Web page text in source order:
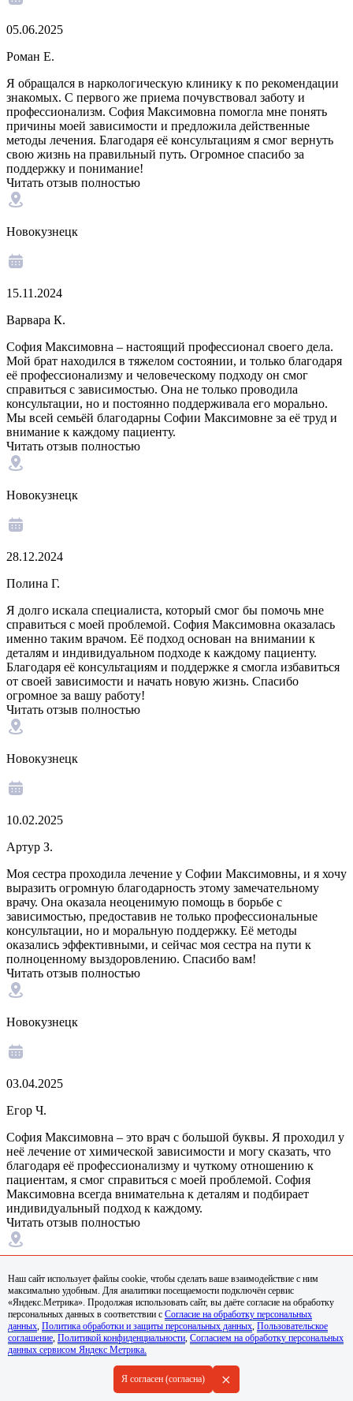
05.06.2025
Роман Е.
Я обращался в наркологическую клинику к по рекомендации
знакомых. С первого же приема почувствовал заботу и
профессионализм. София Максимовна помогла мне понять
причины моей зависимости и предложила действенные
методы лечения. Благодаря её консультациям я смог вернуть
свою жизнь на правильный путь. Огромное спасибо за
поддержку и понимание!
Читать отзыв полностью
Новокузнецк
15.11.2024
Варвара К.
София Максимовна – настоящий профессионал своего дела.
Мой брат находился в тяжелом состоянии, и только благодаря
её профессионализму и человеческому подходу он смог
справиться с зависимостью. Она не только проводила
консультации, но и постоянно поддерживала его морально.
Мы всей семьёй благодарны Софии Максимовне за её труд и
внимание к каждому пациенту.
Читать отзыв полностью
Новокузнецк
28.12.2024
Полина Г.
Я долго искала специалиста, который смог бы помочь мне
справиться с моей проблемой. София Максимовна оказалась
именно таким врачом. Её подход основан на внимании к
деталям и индивидуальном подходе к каждому пациенту.
Благодаря её консультациям и поддержке я смогла избавиться
от своей зависимости и начать новую жизнь. Спасибо
огромное за вашу работу!
Читать отзыв полностью
Новокузнецк
10.02.2025
Артур З.
Моя сестра проходила лечение у Софии Максимовны, и я хочу
выразить огромную благодарность этому замечательному
врачу. Она оказала неоценимую помощь в борьбе с
зависимостью, предоставив не только профессиональные
консультации, но и моральную поддержку. Её методы
оказались эффективными, и сейчас моя сестра на пути к
полноценному выздоровлению. Спасибо вам!
Читать отзыв полностью
Новокузнецк
03.04.2025
Егор Ч.
София Максимовна – это врач с большой буквы. Я проходил у
неё лечение от химической зависимости и могу сказать, что
благодаря её профессионализму и чуткому отношению к
пациентам, я смог справиться с моей проблемой. София
Максимовна всегда внимательна к деталям и подбирает
индивидуальный подход к каждому.
Читать отзыв полностью
18.06.2025
Арина Г.
Моя благодарность Надежде Никитичне безгранична. Она
Наш сайт использует файлы cookie, чтобы сделать ваше взаимодействие с ним
максимально удобным. Для аналитики посещаемости подключён сервис
«Яндекс.Метрика». Продолжая использовать сайт, вы даёте согласие на обработку
персональных данных в соответствии с Согласие на обработку персональных
данных, Политика обработки и защиты персональных данных, Пользовательское
соглашение, Политикой конфиденциальности, Согласием на обработку персональных
данных сервисом Яндекс Метрика.
Я согласен (согласна) +